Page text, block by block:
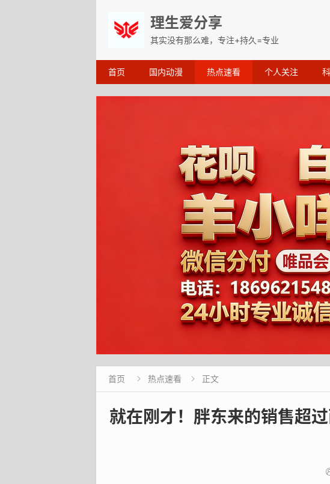
理生爱分享
其实没有那么难，专注+持久=专业
首页 国内动漫 热点速看 个人关注
首页  热点速看  正文
就在刚才！胖东来的销售超